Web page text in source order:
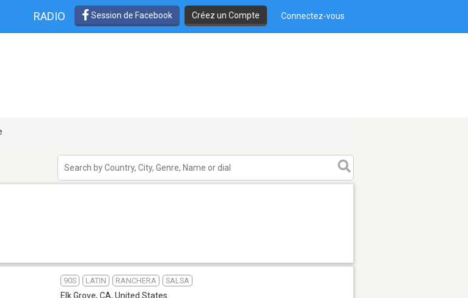
RADIO Session de Facebook Créez un Compte Connectez-vous
90S LATIN RANCHERA SALSA
Elk Grove, CA, United States